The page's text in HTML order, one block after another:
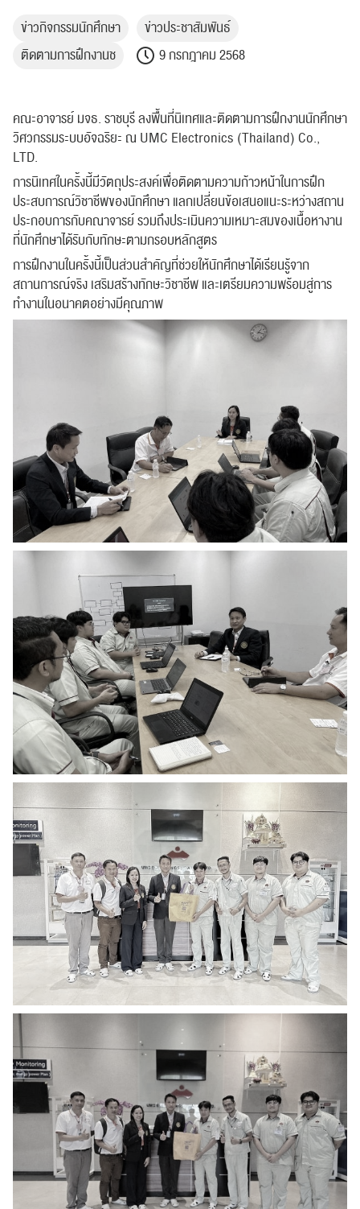
ข่าวกิจกรรมนักศึกษา
ข่าวประชาสัมพันธ์
ติดตามการฝึกงานช
9 กรกฎาคม 2568
คณะอาจารย์ มจธ. ราชบุรี ลงพื้นที่นิเทศและติดตามการฝึกงานนักศึกษา
วิศวกรรมระบบอัจฉริยะ ณ UMC Electronics (Thailand) Co.,
LTD.
การนิเทศในครั้งนี้มีวัตถุประสงค์เพื่อติดตามความก้าวหน้าในการฝึก
ประสบการณ์วิชาชีพของนักศึกษา แลกเปลี่ยนข้อเสนอแนะระหว่างสถาน
ประกอบการกับคณาจารย์ รวมถึงประเมินความเหมาะสมของเนื้อหางาน
ที่นักศึกษาได้รับกับทักษะตามกรอบหลักสูตร
การฝึกงานในครั้งนี้เป็นส่วนสำคัญที่ช่วยให้นักศึกษาได้เรียนรู้จาก
สถานการณ์จริง เสริมสร้างทักษะวิชาชีพ และเตรียมความพร้อมสู่การ
ทำงานในอนาคตอย่างมีคุณภาพ